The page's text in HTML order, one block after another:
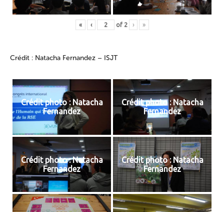
« ‹ of 2 › »
Crédit : Natacha Fernandez – ISJT
Crédit photo : Natacha
Fernandez
Crédit photo : Natacha
Fernandez
Crédit photo : Natacha
Fernandez
Crédit photo : Natacha
Fernandez